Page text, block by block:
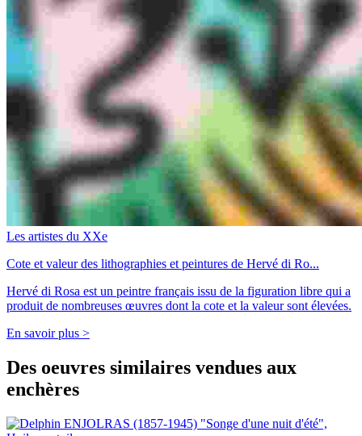
Les artistes du XXe
Cote et valeur des lithographies et peintures de Hervé di Ro...
Hervé di Rosa est un peintre français issu de la figuration libre qui a
produit de nombreuses œuvres dont la cote et la valeur sont élevées.
En savoir plus >
Des oeuvres similaires vendues aux
enchères